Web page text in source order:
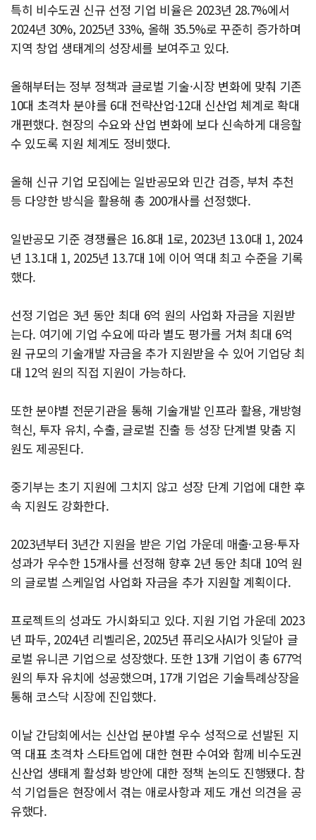
특히 비수도권 신규 선정 기업 비율은 2023년 28.7%에서
2024년 30%, 2025년 33%, 올해 35.5%로 꾸준히 증가하며
지역 창업 생태계의 성장세를 보여주고 있다.
올해부터는 정부 정책과 글로벌 기술·시장 변화에 맞춰 기존
10대 초격차 분야를 6대 전략산업·12대 신산업 체계로 확대
개편했다. 현장의 수요와 산업 변화에 보다 신속하게 대응할
수 있도록 지원 체계도 정비했다.
올해 신규 기업 모집에는 일반공모와 민간 검증, 부처 추천
등 다양한 방식을 활용해 총 200개사를 선정했다.
일반공모 기준 경쟁률은 16.8대 1로, 2023년 13.0대 1, 2024
년 13.1대 1, 2025년 13.7대 1에 이어 역대 최고 수준을 기록
했다.
선정 기업은 3년 동안 최대 6억 원의 사업화 자금을 지원받
는다. 여기에 기업 수요에 따라 별도 평가를 거쳐 최대 6억
원 규모의 기술개발 자금을 추가 지원받을 수 있어 기업당 최
대 12억 원의 직접 지원이 가능하다.
또한 분야별 전문기관을 통해 기술개발 인프라 활용, 개방형
혁신, 투자 유치, 수출, 글로벌 진출 등 성장 단계별 맞춤 지
원도 제공된다.
중기부는 초기 지원에 그치지 않고 성장 단계 기업에 대한 후
속 지원도 강화한다.
2023년부터 3년간 지원을 받은 기업 가운데 매출·고용·투자
성과가 우수한 15개사를 선정해 향후 2년 동안 최대 10억 원
의 글로벌 스케일업 사업화 자금을 추가 지원할 계획이다.
프로젝트의 성과도 가시화되고 있다. 지원 기업 가운데 2023
년 파두, 2024년 리벨리온, 2025년 퓨리오사AI가 잇달아 글
로벌 유니콘 기업으로 성장했다. 또한 13개 기업이 총 677억
원의 투자 유치에 성공했으며, 17개 기업은 기술특례상장을
통해 코스닥 시장에 진입했다.
이날 간담회에서는 신산업 분야별 우수 성적으로 선발된 지
역 대표 초격차 스타트업에 대한 현판 수여와 함께 비수도권
신산업 생태계 활성화 방안에 대한 정책 논의도 진행됐다. 참
석 기업들은 현장에서 겪는 애로사항과 제도 개선 의견을 공
유했다.